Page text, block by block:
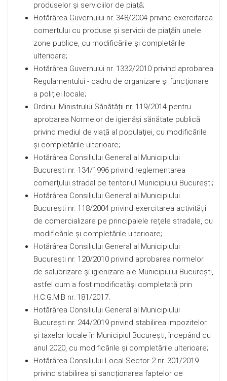
produselor şi serviciilor de piață;
Hotărârea Guvernului nr. 348/2004 privind exercitarea
comerțului cu produse şi servicii de piaţăîn unele
zone publice, cu modificările şi completările
ulterioare;
Hotărârea Guvernului nr. 1332/2010 privind aprobarea
Regulamentului - cadru de organizare şi funcţionare
a poliţiei locale;
Ordinul Ministrului Sănătății nr. 119/2014 pentru
aprobarea Normelor de igienăşi sănătate publică
privind mediul de viaţă al populaţiei, cu modificările
şi completările ulterioare;
Hotărârea Consiliului General al Municipiului
Bucureşti nr. 134/1996 privind reglementarea
comerţului stradal pe teritoriul Municipiului Bucureşti;
Hotărârea Consiliului General al Municipiului
Bucureşti nr. 118/2004 privind exercitarea activităţii
de comercializare pe principalele reţele stradale, cu
modificările şi completările ulterioare;
Hotărârea Consiliului General al Municipiului
Bucureşti nr. 120/2010 privind aprobarea normelor
de salubrizare şi igienizare ale Municipiului Bucureşti,
astfel cum a fost modificatăşi completată prin
H.C.G.M.B nr. 181/2017;
Hotărârea Consiliului General al Municipiului
Bucureşti nr. 244/2019 privind stabilirea impozitelor
şi taxelor locale în Municipiul Bucureşti, începând cu
anul 2020, cu modificările şi completările ulterioare;
Hotărârea Consiliului Local Sector 2 nr. 301/2019
privind stabilirea şi sancționarea faptelor ce